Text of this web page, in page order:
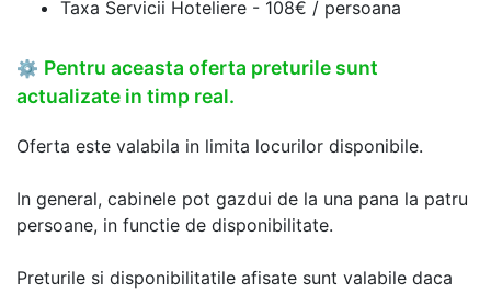
Taxa Servicii Hoteliere - 108€ / persoana
⚙ Pentru aceasta oferta preturile sunt
actualizate in timp real.
Oferta este valabila in limita locurilor disponibile.
In general, cabinele pot gazdui de la una pana la patru
persoane, in functie de disponibilitate.
Preturile si disponibilitatile afisate sunt valabile daca